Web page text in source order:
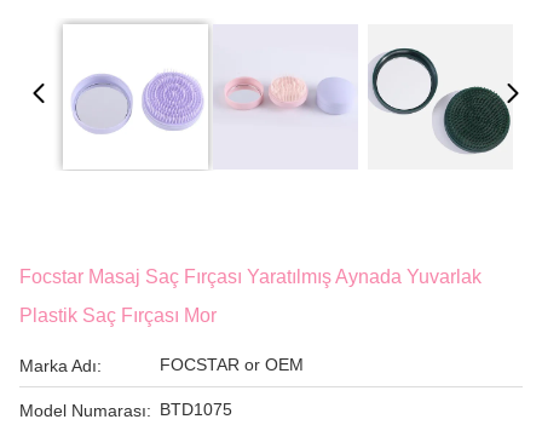
Focstar Masaj Saç Fırçası Yaratılmış Aynada Yuvarlak
Plastik Saç Fırçası Mor
Marka Adı: FOCSTAR or OEM
Model Numarası: BTD1075